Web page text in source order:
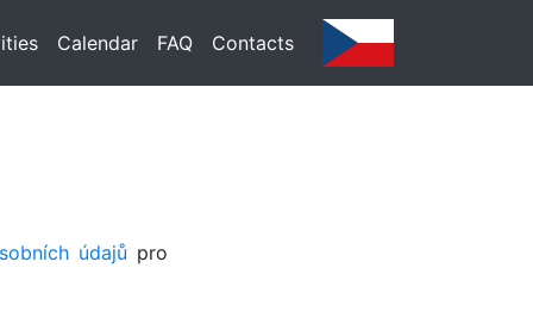
Calendar FAQ Contacts
údajů pro